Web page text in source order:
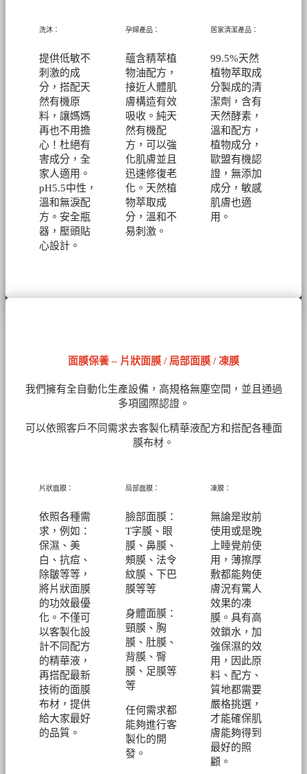
洗沐：
提供低敏不
刺激的成
分，搭配天
然有機原
料，讓媽媽
再也不用擔
心！ 杜絕有
害成分，全
家人適用。
pH5.5中性，
溫和無淚配
方。安全瓶
器，壓頭貼
心設計。
孕婦產品：
蘊含精萃植
物油配方，
接近人體肌
膚構造有效
吸收。純天
然有機配
方，可以強
化肌膚並且
迅速修復老
化。 天然植
物萃取成
分，溫和不
易刺激。
居家清潔產品：
99.5%天然
植物萃取成
分製成的清
潔劑， 含有
天然酵素，
溫和配方，
植物成分，
歐盟有機認
證，無添加
成分，敏感
肌膚也適
用。
面膜保養 – 片狀面膜 / 局部面膜 / 凍膜
我們擁有全自動化生產設備，高規格無塵空間，並且通過
多項國際認證。
可以依照客戶不同需求去客製化精華液配方和搭配各種面
膜布材。
片狀面膜：
依照各種需
求，例如：
保濕、美
白、抗痘、
除皺等等，
將片狀面膜
的功效最優
化。不僅可
以客製化設
計不同配方
的精華液，
再搭配最新
技術的面膜
布材，提供
給大家最好
的品質。
局部面膜：
臉部面膜：
T字膜、眼
膜、鼻膜、
頰膜、法令
紋膜、下巴
膜等等
身體面膜：
頸膜、胸
膜、肚膜、
背膜、臀
膜、足膜等
等
任何需求都
能夠進行客
製化的開
發。
凍膜：
無論是妝前
使用或是晚
上睡覺前使
用，薄擦厚
敷都能夠使
膚況有驚人
效果的凍
膜。具有高
效鎖水，加
強保濕的效
用，因此原
料、配方、
質地都需要
嚴格挑選，
才能確保肌
膚能夠得到
最好的照
顧。